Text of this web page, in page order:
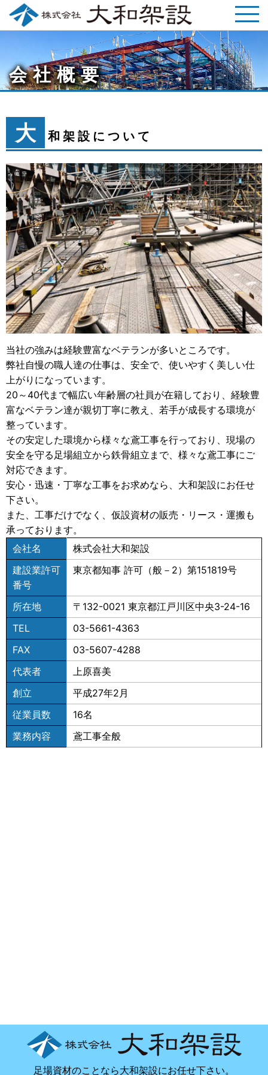
会社概要
大 和架設について
当社の強みは経験豊富なベテランが多いところです。
弊社自慢の職人達の仕事は、安全で、使いやすく美しい仕
上がりになっています。
20～40代まで幅広い年齢層の社員が在籍しており、経験豊
富なベテラン達が親切丁寧に教え、若手が成長する環境が
整っています。
その安定した環境から様々な鳶工事を行っており、現場の
安全を守る足場組立から鉄骨組立まで、様々な鳶工事にご
対応できます。
安心・迅速・丁寧な工事をお求めなら、大和架設にお任せ
下さい。
また、工事だけでなく、仮設資材の販売・リース・運搬も
承っております。
会社名
株式会社大和架設
建設業許可
番号
東京都知事 許可（般－2）第151819号
所在地
〒132-0021 東京都江戸川区中央3-24-16
TEL
03-5661-4363
FAX
03-5607-4288
代表者
上原喜美
創立
平成27年2月
従業員数
16名
業務内容
鳶工事全般
足場資材のことなら大和架設にお任せ下さい。